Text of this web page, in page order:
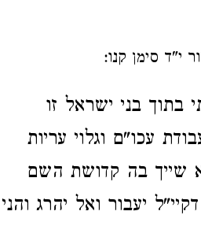
י"ד סימן קנו:
בתוך בני ישראל זו
עכו"ם וגלוי עריות
שייך בה קדושת השם
יעבור ואל יהרג והני